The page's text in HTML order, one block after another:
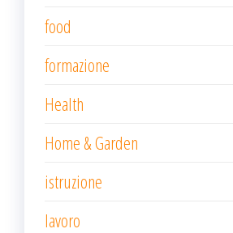
food
formazione
Health
Home & Garden
istruzione
lavoro